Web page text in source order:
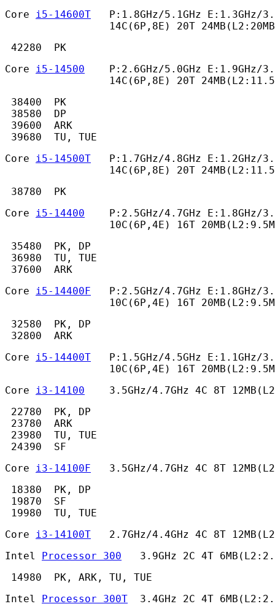
Core i5-14600T
P:1.8GHz/5.1GHz E:1.3GHz/
14C(6P,8E) 20T
42280  PK
Core i5-14500
P:2.6GHz/5.0GHz E:1.9GHz/
14C(6P,8E) 20T
38400  PK
38580  DP
39600  ARK
39680  TU, TUE
Core i5-14500T
P:1.7GHz/4.8GHz E:1.2GHz/
14C(6P,8E) 20T
38780  PK
Core i5-14400
P:2.5GHz/4.7GHz E:1.8GHz/
10C(6P,4E) 16T
35480  PK, DP
36980  TU, TUE
37600  ARK
Core i5-14400F
P:2.5GHz/4.7GHz E:1.8GHz/
10C(6P,4E) 16T
32580  PK, DP
32800  ARK
Core i5-14400T
P:1.5GHz/4.5GHz E:1.1GHz/
10C(6P,4E) 16T
Core i3-14100
3.5GHz/4.7GHz 4C 8T
22780  PK, DP
23780  ARK
23980  TU, TUE
24390  SF
Core i3-14100F
3.5GHz/4.7GHz 4C 8T
18380  PK, DP
19870  SF
19980  TU, TUE
Core i3-14100T
2.7GHz/4.4GHz 4C 8T
Intel
Processor 300
3.9GHz 2C 4T
14980  PK, ARK, TU, TUE
Intel
Processor 300T
3.4GHz 2C 4T